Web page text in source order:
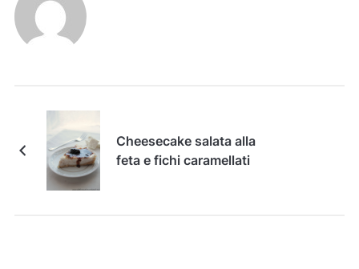
Cheesecake salata alla
feta e fichi caramellati